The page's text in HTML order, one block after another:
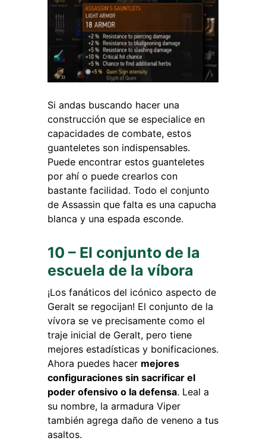
Si andas buscando hacer una
construcción que se especialice en
capacidades de combate, estos
guanteletes son indispensables.
Puede encontrar estos guanteletes
por ahí o puede crearlos con
bastante facilidad. Todo el conjunto
de Assassin que falta es una capucha
blanca y una espada esconde.
10 – El conjunto de la
escuela de la víbora
¡Los fanáticos del icónico aspecto de
Geralt se regocijan! El conjunto de la
vívora se ve precisamente como el
traje inicial de Geralt, pero tiene
mejores estadísticas y bonificaciones.
Ahora puedes hacer mejores
configuraciones sin sacrificar el
poder ofensivo o la defensa. Leal a
su nombre, la armadura Viper
también agrega daño de veneno a tus
asaltos.